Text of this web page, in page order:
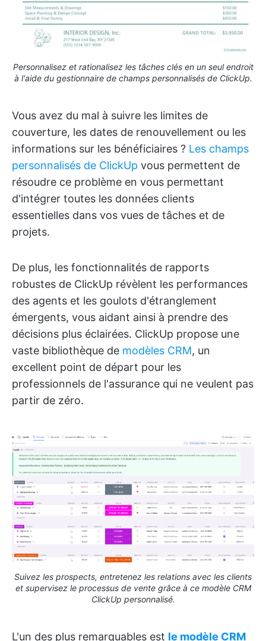
Personnalisez et rationalisez les tâches clés en un seul endroit
à l'aide du gestionnaire de champs personnalisés de ClickUp.
Vous avez du mal à suivre les limites de
couverture, les dates de renouvellement ou les
informations sur les bénéficiaires ? Les champs
personnalisés de ClickUp vous permettent de
résoudre ce problème en vous permettant
d'intégrer toutes les données clients
essentielles dans vos vues de tâches et de
projets.
De plus, les fonctionnalités de rapports
robustes de ClickUp révèlent les performances
des agents et les goulots d'étranglement
émergents, vous aidant ainsi à prendre des
décisions plus éclairées. ClickUp propose une
vaste bibliothèque de modèles CRM, un
excellent point de départ pour les
professionnels de l'assurance qui ne veulent pas
partir de zéro.
Suivez les prospects, entretenez les relations avec les clients
et supervisez le processus de vente grâce à ce modèle CRM
ClickUp personnalisé.
L'un des plus remarquables est le modèle CRM